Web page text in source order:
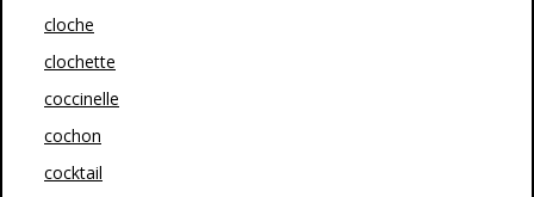
cloche
clochette
coccinelle
cochon
cocktail